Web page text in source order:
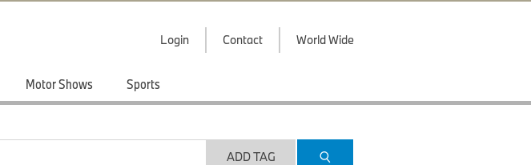
Login Contact World Wide
Motor Shows Sports
ADD TAG